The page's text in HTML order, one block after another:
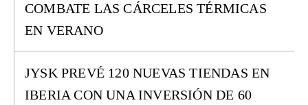
COMBATE LAS CÁRCELES TÉRMICAS
EN VERANO
JYSK PREVÉ 120 NUEVAS TIENDAS EN
IBERIA CON UNA INVERSIÓN DE 60